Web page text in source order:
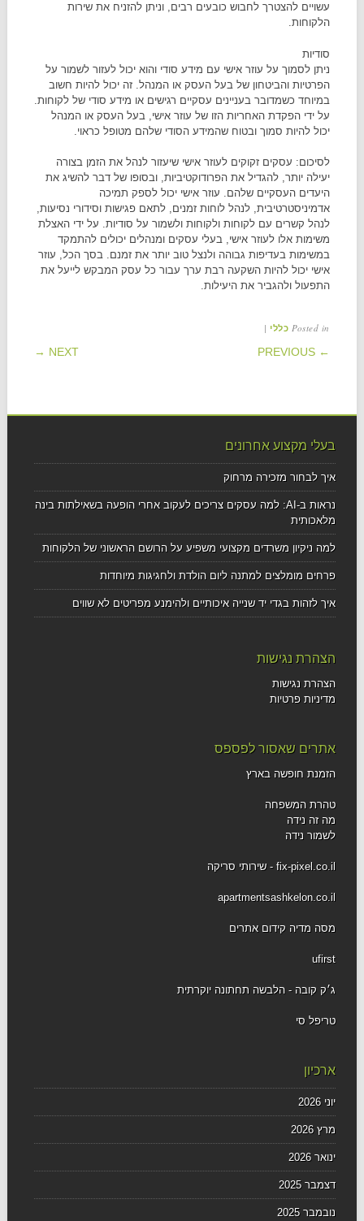
עשויים להצטרך לחבוש כובעים רבים, וניתן להזניח את שירות
הלקוחות.
סודיות
ניתן לסמוך על עוזר אישי עם מידע סודי והוא יכול לעזור לשמור על
הפרטיות והביטחון של בעל העסק או המנהל. זה יכול להיות חשוב
במיוחד כשמדובר בעניינים עסקיים רגישים או מידע סודי של לקוחות.
על ידי הפקדת האחריות הזו של עוזר אישי, בעל העסק או המנהל
יכול להיות סמוך ובטוח שהמידע הסודי שלהם מטופל כראוי.
לסיכום: עסקים זקוקים לעוזר אישי שיעזור לנהל את הזמן בצורה
יעילה יותר, להגדיל את הפרודוקטיביות, ובסופו של דבר להשיג את
היעדים העסקיים שלהם. עוזר אישי יכול לספק תמיכה
אדמיניסטרטיבית, לנהל לוחות זמנים, לתאם פגישות וסידורי נסיעות,
לנהל קשרים עם לקוחות ולקוחות ולשמור על סודיות. על ידי האצלת
משימות אלו לעוזר אישי, בעלי עסקים ומנהלים יכולים להתמקד
במשימות בעדיפות גבוהה ולנצל טוב יותר את זמנם. בסך הכל, עוזר
אישי יכול להיות השקעה רבת ערך עבור כל עסק המבקש לייעל את
התפעול ולהגביר את היעילות.
Posted in כללי |
POST NAVIGATION
← PREVIOUS
NEXT →
בעלי מקצוע אחרונים
איך לבחור מזכירה מרחוק
נראות ב-AI: למה עסקים צריכים לעקוב אחרי הופעה בשאילתות בינה
מלאכותית
למה ניקיון משרדים מקצועי משפיע על הרושם הראשוני של הלקוחות
פרחים מומלצים למתנה ליום הולדת ולחגיגות מיוחדות
איך לזהות בגדי יד שנייה איכותיים ולהימנע מפריטים לא שווים
הצהרת נגישות
הצהרת נגישות
מדיניות פרטיות
אתרים שאסור לפספס
הזמנת חופשה בארץ
טהרת המשפחה
מה זה נידה
לשמור נידה
fix-pixel.co.il - שירותי סריקה
apartmentsashkelon.co.il
מסה מדיה קידום אתרים
ufirst
ג׳ק קובה - הלבשה תחתונה יוקרתית
טריפל סי
ארכיון
יוני 2026
מרץ 2026
ינואר 2026
דצמבר 2025
נובמבר 2025